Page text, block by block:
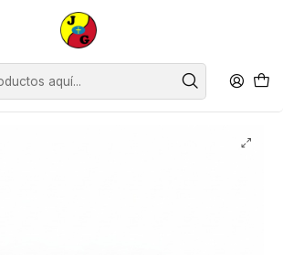
sólo Retiro en Tienda Osorno.
Accesorios de Limpieza
Guantes Paños y Virutillas